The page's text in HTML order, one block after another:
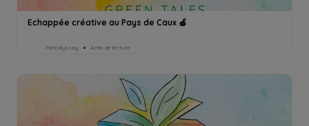
Echappée créative au Pays de Caux 🍏
Panodyssey 4min de lecture